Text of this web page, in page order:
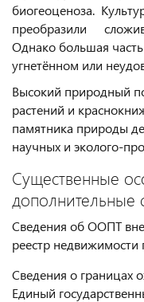
биогеоценоза.
преобразили
Однако большая
угнетённом или
Высокий природный
растений и
памятника природы
научных и эколого-
Существенные
дополнительные
Сведения об ООПТ
реестр
Сведения о границах
Единый